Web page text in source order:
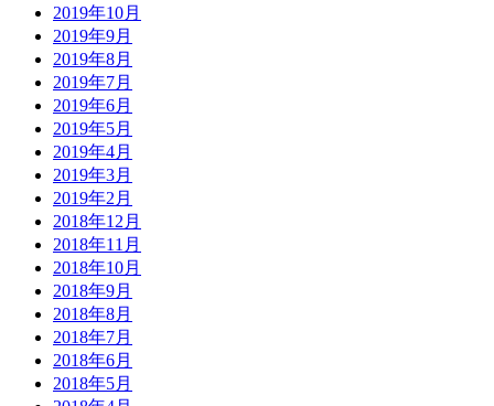
2019年10月
2019年9月
2019年8月
2019年7月
2019年6月
2019年5月
2019年4月
2019年3月
2019年2月
2018年12月
2018年11月
2018年10月
2018年9月
2018年8月
2018年7月
2018年6月
2018年5月